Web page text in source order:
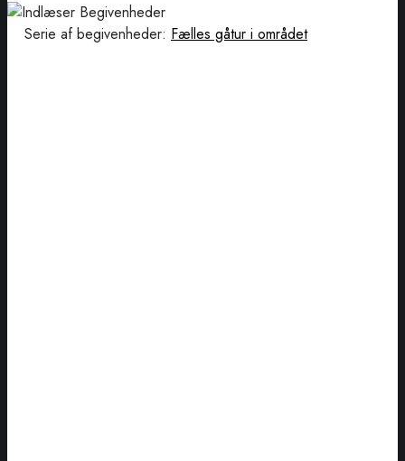
Serie af begivenheder: Fælles gåtur i området